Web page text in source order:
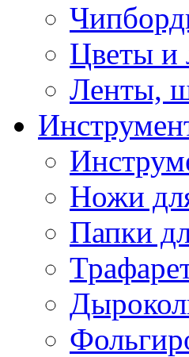
Цветы и
Ленты,
Ножи
Папки